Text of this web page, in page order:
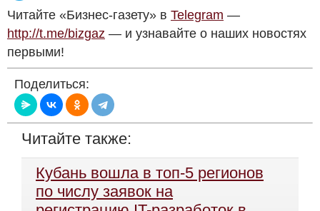
Читайте «Бизнес-газету» в Telegram —
http://t.me/bizgaz — и узнавайте о наших новостях
первыми!
Поделиться:
Читайте также:
Кубань вошла в топ-5 регионов
по числу заявок на